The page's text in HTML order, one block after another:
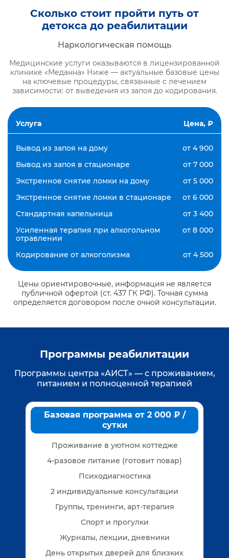
Сколько стоит пройти путь от
детокса до реабилитации
Наркологическая помощь
Медицинские услуги оказываются в лицензированной
клинике «Меданна» Ниже — актуальные базовые цены
на ключевые процедуры, связанные с лечением
зависимости: от выведения из запоя до кодирования.
Услуга Цена, ₽
Вывод из запоя на дому
от 4 900
Вывод из запоя в стационаре
от 7 000
Экстренное снятие ломки на дому
от 5 000
Экстренное снятие ломки в стационаре
от 6 000
Стандартная капельница
от 3 400
Усиленная терапия при алкогольном
отравлении
от 8 000
Кодирование от алкоголизма от 4 500
Цены ориентировочные, информация не является
публичной офертой (ст. 437 ГК РФ). Точная сумма
определяется договором после очной консультации.
Программы реабилитации
Программы центра «АИСТ» — с проживанием,
питанием и полноценной терапией
Базовая программа от 2 000 ₽ /
сутки
Проживание в уютном коттедже
4-разовое питание (готовит повар)
Психодиагностика
2 индивидуальные консультации
Группы, тренинги, арт-терапия
Спорт и прогулки
Журналы, лекции, дневники
День открытых дверей для близких